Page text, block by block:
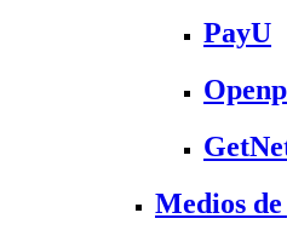
PayU
Medios